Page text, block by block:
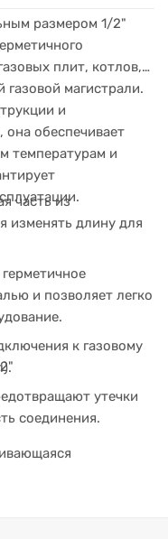
размером 1/2"
плит, котлов,
газовой магистрали.
и
обеспечивает
температурам и
часть из
изменять длину для
и позволяет легко
к газовому
утечки
соединения.